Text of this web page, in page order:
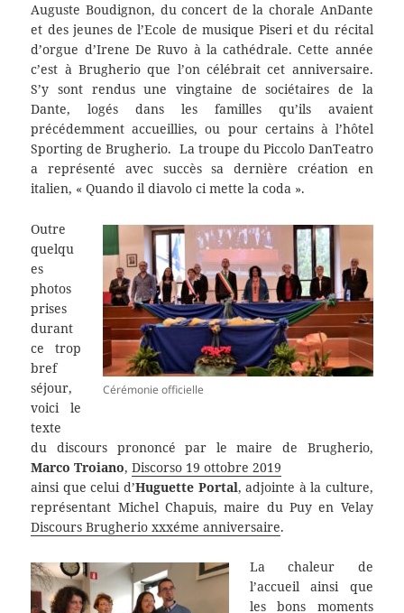
Auguste Boudignon, du concert de la chorale AnDante
et des jeunes de l’Ecole de musique Piseri et du récital
d’orgue d’Irene De Ruvo à la cathédrale. Cette année
c’est à Brugherio que l’on célébrait cet anniversaire.
S’y sont rendus une vingtaine de sociétaires de la
Dante, logés dans les familles qu’ils avaient
précédemment accueillies, ou pour certains à l’hôtel
Sporting de Brugherio. La troupe du Piccolo DanTeatro
a représenté avec succès sa dernière création en
italien, « Quando il diavolo ci mette la coda ».
Cérémonie officielle
Outre
quelqu
es
photos
prises
durant
ce trop
bref
séjour,
voici le
texte
du discours prononcé par le maire de Brugherio,
Marco Troiano,Discorso 19 ottobre 2019
ainsi que celui d’Huguette Portal, adjointe à la culture,
représentant Michel Chapuis, maire du Puy en Velay
Discours Brugherio xxxéme anniversaire.
La chaleur de
l’accueil ainsi que
les bons moments